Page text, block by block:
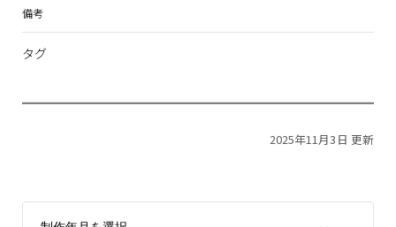
備考
タグ
2025年11月3日 更新